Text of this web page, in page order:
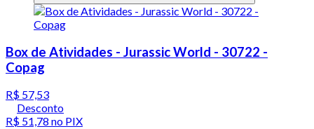
Box de Atividades - Jurassic World - 30722 -
Copag
R$ 57,53
Desconto
R$ 51,78 no PIX